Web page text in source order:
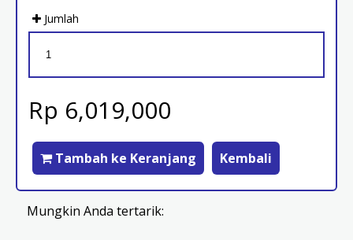
Jumlah
Rp 6,019,000
Tambah ke Keranjang Kembali
Mungkin Anda tertarik: